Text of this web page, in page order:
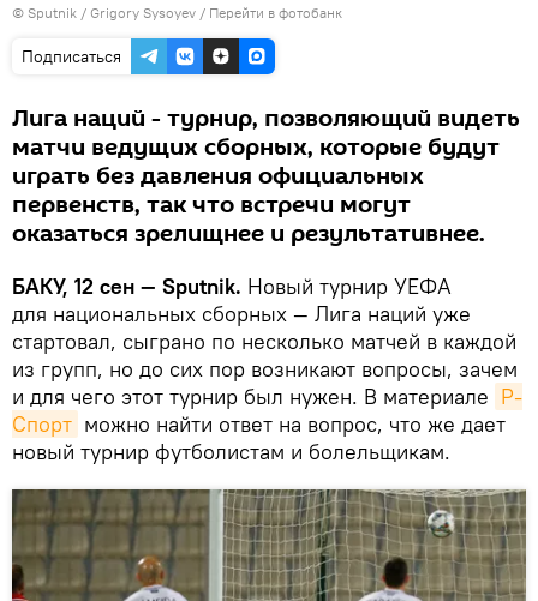
© Sputnik / Grigory Sysoyev / Перейти в фотобанк
Подписаться
Лига наций - турнир, позволяющий видеть
матчи ведущих сборных, которые будут
играть без давления официальных
первенств, так что встречи могут
оказаться зрелищнее и результативнее.
БАКУ, 12 сен — Sputnik. Новый турнир УЕФА
для национальных сборных — Лига наций уже
стартовал, сыграно по несколько матчей в каждой
из групп, но до сих пор возникают вопросы, зачем
и для чего этот турнир был нужен. В материале Р-
Спорт можно найти ответ на вопрос, что же дает
новый турнир футболистам и болельщикам.